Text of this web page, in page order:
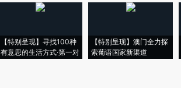
【特别呈现】寻找100种
有意思的生活方式·第一对
【特别呈现】澳门全力探
索葡语国家新渠道